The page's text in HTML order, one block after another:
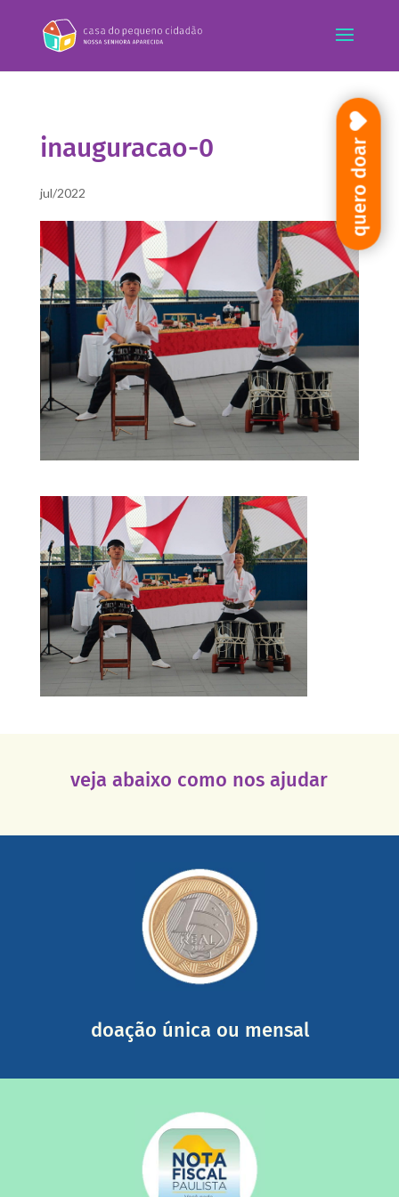
inauguracao-0
jul/2022
veja abaixo como nos ajudar
doação única ou mensal
mail mostrando tudo o que fizemos com a sua ajuda
somada a de outras pessoas.
saiba mais
quero doar